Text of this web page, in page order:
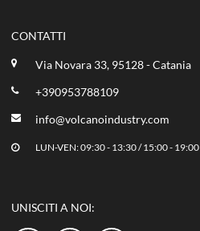
CONTATTI
Via Novara 33, 95128 - Catania
+390953788109
info@volcanoindustry.com
LUN-VEN: 09:30 - 13:30 / 15:00 - 19:00
UNISCITI A NOI: